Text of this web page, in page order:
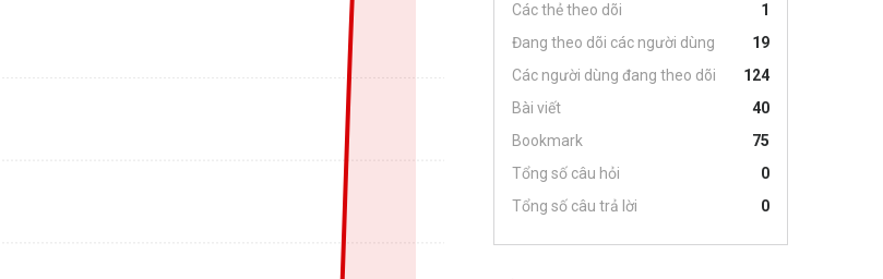
Các thẻ theo dõi
1
Đang theo dõi các người dùng
19
Các người dùng đang theo dõi
124
Bài viết
40
Bookmark
75
Tổng số câu hỏi
0
Tổng số câu trả lời
0